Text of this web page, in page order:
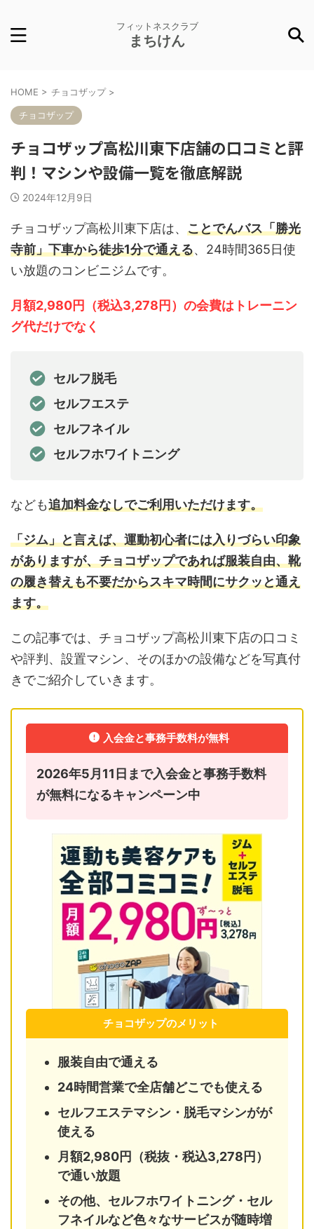
フィットネスクラブ
まちけん
HOME > チョコザップ >
チョコザップ
チョコザップ高松川東下店舗の口コミと評
判！マシンや設備一覧を徹底解説
2024年12月9日
チョコザップ高松川東下店は、 ことでんバス「勝光
寺前」下車から徒歩1分で通える、24時間365日使
い放題のコンビニジムです。
月額2,980円（税込3,278円）の会費はトレーニン
グ代だけでなく
セルフ脱毛
セルフエステ
セルフネイル
セルフホワイトニング
なども追加料金なしでご利用いただけます。
「ジム」と言えば、運動初心者には入りづらい印象
がありますが、チョコザップであれば服装自由、靴
の履き替えも不要だからスキマ時間にサクッと通え
ます。
この記事では、チョコザップ高松川東下店の口コミ
や評判、設置マシン、そのほかの設備などを写真付
きでご紹介していきます。
入会金と事務手数料が無料
2026年5月11日まで入会金と事務手数料
が無料になるキャンペーン中
チョコザップのメリット
服装自由で通える
24時間営業で全店舗どこでも使える
セルフエステマシン・脱毛マシンがが
使える
月額2,980円（税抜・税込3,278円）
で通い放題
その他、セルフホワイトニング・セル
フネイルなど色々なサービスが随時増